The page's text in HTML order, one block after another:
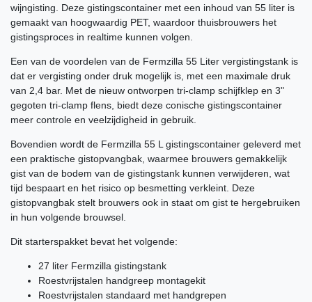
wijngisting. Deze gistingscontainer met een inhoud van 55 liter is
gemaakt van hoogwaardig PET, waardoor thuisbrouwers het
gistingsproces in realtime kunnen volgen.
Een van de voordelen van de Fermzilla 55 Liter vergistingstank is
dat er vergisting onder druk mogelijk is, met een maximale druk
van 2,4 bar. Met de nieuw ontworpen tri-clamp schijfklep en 3"
gegoten tri-clamp flens, biedt deze conische gistingscontainer
meer controle en veelzijdigheid in gebruik.
Bovendien wordt de Fermzilla 55 L gistingscontainer geleverd met
een praktische gistopvangbak, waarmee brouwers gemakkelijk
gist van de bodem van de gistingstank kunnen verwijderen, wat
tijd bespaart en het risico op besmetting verkleint. Deze
gistopvangbak stelt brouwers ook in staat om gist te hergebruiken
in hun volgende brouwsel.
Dit starterspakket bevat het volgende:
27 liter Fermzilla gistingstank
Roestvrijstalen handgreep montagekit
Roestvrijstalen standaard met handgrepen